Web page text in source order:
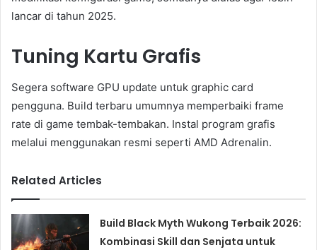
lancar di tahun 2025.
Tuning Kartu Grafis
Segera software GPU update untuk graphic card
pengguna. Build terbaru umumnya memperbaiki frame
rate di game tembak-tembakan. Instal program grafis
melalui menggunakan resmi seperti AMD Adrenalin.
Related Articles
Build Black Myth Wukong Terbaik 2026:
Kombinasi Skill dan Senjata untuk